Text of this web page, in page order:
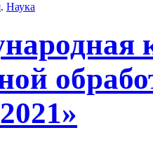
. Наука